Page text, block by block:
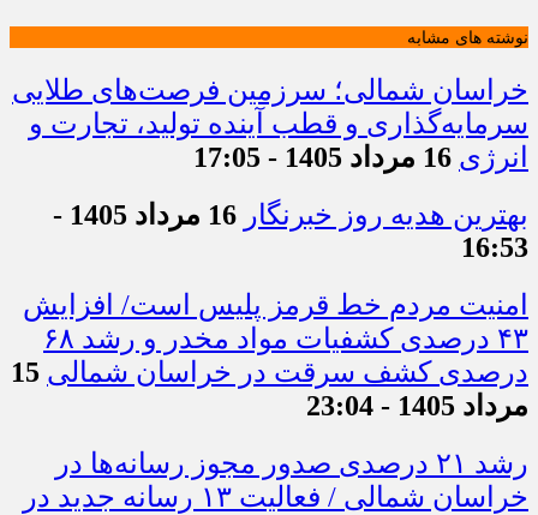
نوشته های مشابه
خراسان شمالی؛ سرزمین فرصت‌های طلایی
سرمایه‌گذاری و قطب آینده تولید، تجارت و
انرژی 16 مرداد 1405 - 17:05
بهترین هدیه روز خبرنگار
16 مرداد 1405 -
16:53
امنیت مردم خط قرمز پلیس است/ افزایش
۴۳ درصدی کشفیات مواد مخدر و رشد ۶۸
درصدی کشف سرقت در خراسان شمالی 15
مرداد 1405 - 23:04
رشد ۲۱ درصدی صدور مجوز رسانه‌ها در
خراسان شمالی / فعالیت ۱۳ رسانه جدید در